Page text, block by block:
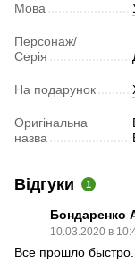
Мова
Персонаж/
Серія
На подарунок
Оригінальна
назва
Відгуки 1
Бондаренко
10.03.2020 в
Все прошло